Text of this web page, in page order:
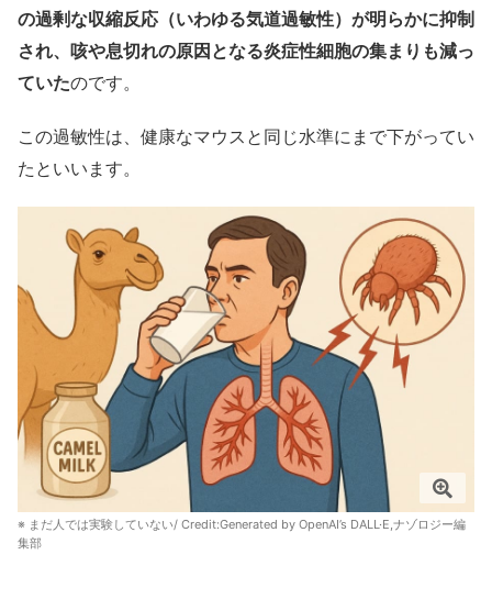
の過剰な収縮反応（いわゆる気道過敏性）が明らかに抑制
され、咳や息切れの原因となる炎症性細胞の集まりも減っ
ていたのです。
この過敏性は、健康なマウスと同じ水準にまで下がってい
たといいます。
※ まだ人では実験していない/ Credit:Generated by OpenAI’s DALL·E,ナゾロジー編
集部